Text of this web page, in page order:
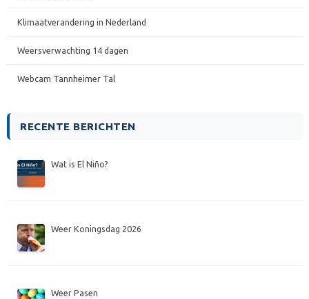
Klimaatverandering in Nederland
Weersverwachting 14 dagen
Webcam Tannheimer Tal
RECENTE BERICHTEN
Wat is El Niño?
Weer Koningsdag 2026
Weer Pasen